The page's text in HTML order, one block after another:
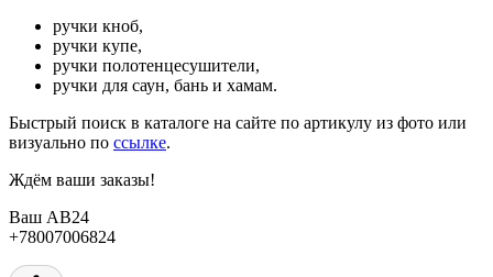
ручки кноб,
ручки купе,
ручки полотенцесушители,
ручки для саун, бань и хамам.
Быстрый поиск в каталоге на сайте по артикулу из фото или
визуально по ссылке.
Ждём ваши заказы!
Ваш АВ24
+78007006824